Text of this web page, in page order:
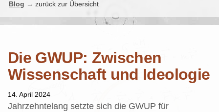
Blog → zurück zur Übersicht
Die GWUP: Zwischen
Wissenschaft und Ideologie
14. April 2024
Jahrzehntelang setzte sich die GWUP für